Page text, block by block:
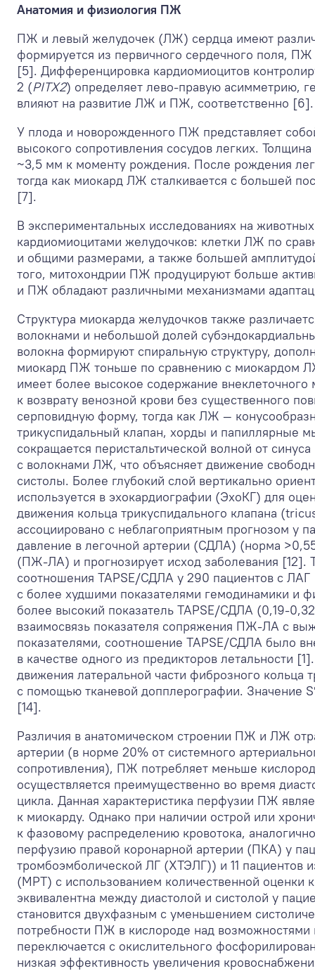
Анатомия и физиология ПЖ
ПЖ и левый желудочек (ЛЖ) сердца имеют
формируется из первичного сердечного поля, ПЖ
[5]. Дифференцировка кардиомиоцитов
2 (PITX2) определяет лево-правую асимметрию,
влияют на развитие ЛЖ и ПЖ, соответственно [6].
У плода и новорожденного ПЖ представляет
высокого сопротивления сосудов легких.
~3,5 мм к моменту рождения. После рождения
тогда как миокард ЛЖ сталкивается с большей
[7].
В экспериментальных исследованиях на
кардиомиоцитами желудочков: клетки ЛЖ по
и общими размерами, а также большей
того, митохондрии ПЖ продуцируют больше
и ПЖ обладают различными механизмами
Структура миокарда желудочков также
волокнами и небольшой долей
волокна формируют спиральную структуру,
миокард ПЖ тоньше по сравнению с миокардом
имеет более высокое содержание
к возврату венозной крови без существенного
серповидную форму, тогда как ЛЖ —
трикуспидальный клапан, хорды и
сокращается перистальтической волной от
с волокнами ЛЖ, что объясняет движение
систолы. Более глубокий слой вертикально
используется в эхокардиографии (ЭхоКГ) для
движения кольца трикуспидального клапана
ассоциировано с неблагоприятным прогнозом у
давление в легочной артерии (СДЛА) (норма
(ПЖ-ЛА) и прогнозирует исход заболевания [12].
соотношения TAPSE/СДЛА у 290 пациентов с
с более худшими показателями гемодинамики и
более высокий показатель TAPSE/СДЛА (0,19-
взаимосвязь показателя сопряжения ПЖ-ЛА с
показателями, соотношение TAPSE/СДЛА было
в качестве одного из предикторов летальности
движения латеральной части фиброзного кольца
с помощью тканевой допплерографии. Значение
[14].
Различия в анатомическом строении ПЖ и ЛЖ
артерии (в норме 20% от системного
сопротивления), ПЖ потребляет меньше
осуществляется преимущественно во время
цикла. Данная характеристика перфузии ПЖ
к миокарду. Однако при наличии острой или
к фазовому распределению кровотока,
перфузию правой коронарной артерии (ПКА) у
тромбоэмболической ЛГ (ХТЭЛГ)) и 11 пациентов
(МРТ) с использованием количественной
эквивалентна между диастолой и систолой у
становится двухфазным с уменьшением
потребности ПЖ в кислороде над
переключается с окислительного
низкая эффективность увеличения